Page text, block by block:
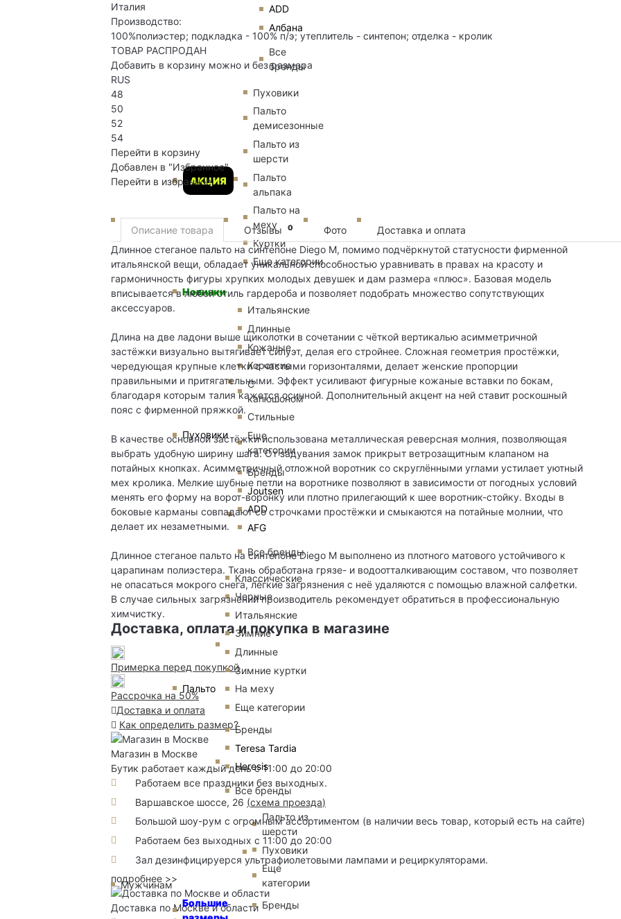
ADD
Албана
Все
бренды
АКЦИЯ
Пуховики
Пальто
демисезонные
Пальто из
шерсти
Пальто
альпака
Пальто на
меху
Куртки
Еще категории
Мужчинам
Новинки
Пуховики
Итальянские
Длинные
Кожаные
Короткие
С
капюшоном
Стильные
Еще
категории
Бренды
Joutsen
ADD
AFG
Все бренды
Пальто
Классические
Черные
Итальянские
Зимние
Длинные
Зимние куртки
На меху
Еще категории
Бренды
Teresa Tardia
Heresis
Все бренды
Большие
Пальто из
шерсти
Пуховики
Еще
категории
Бренды
Италия
Производство:
100%полиэстер; подкладка - 100% п/э; утеплитель - синтепон; отделка - кролик
ТОВАР РАСПРОДАН
Добавить в корзину можно и без размера
RUS
48
50
52
54
Перейти в корзину
Добавлен в "Избранное"
Перейти в избранное
Описание товара Отзывы 0 Фото
Доставка и оплата
Длинное стеганое пальто на синтепоне Diego M, помимо подчёркнутой статусности фирменной
итальянской вещи, обладает уникальной способностью уравнивать в правах на красоту и
гармоничность фигуры хрупких молодых девушек и дам размера «плюс». Базовая модель
вписывается в любой стиль гардероба и позволяет подобрать множество сопутствующих
аксессуаров.
Длина на две ладони выше щиколотки в сочетании с чёткой вертикалью асимметричной
застёжки визуально вытягивает силуэт, делая его стройнее. Сложная геометрия простёжки,
чередующая крупные клетки с частыми горизонталями, делает женские пропорции
правильными и притягательными. Эффект усиливают фигурные кожаные вставки по бокам,
благодаря которым талия кажется осинной. Дополнительный акцент на ней ставит роскошный
пояс с фирменной пряжкой.
В качестве основной застёжки использована металлическая реверсная молния, позволяющая
выбрать удобную ширину шага. От задувания замок прикрыт ветрозащитным клапаном на
потайных кнопках. Асимметричный отложной воротник со скруглёнными углами устилает уютный
мех кролика. Мелкие шубные петли на воротнике позволяют в зависимости от погодных условий
менять его форму на ворот-воронку или плотно прилегающий к шее воротник-стойку. Входы в
боковые карманы совпадают со строчками простёжки и смыкаются на потайные молнии, что
делает их незаметными.
Длинное стеганое пальто на синтепоне Diego M выполнено из плотного матового устойчивого к
царапинам полиэстера. Ткань обработана грязе- и водоотталкивающим составом, что позволяет
не опасаться мокрого снега, лёгкие загрязнения с неё удаляются с помощью влажной салфетки.
В случае сильных загрязнений производитель рекомендует обратиться в профессиональную
химчистку.
Доставка, оплата и покупка в магазине
Примерка перед покупкой
Рассрочка на 50%
Доставка и оплата
Как определить размер?
Магазин в Москве
Бутик работает каждый день с 11:00 до 20:00
Работаем все праздники без выходных.
Варшавское шоссе, 26 (схема проезда)
Большой шоу-рум с огромным ассортиментом (в наличии весь товар, который есть на сайте)
Работаем без выходных с 11:00 до 20:00
Зал дезинфицируерся ультрафиолетовыми лампами и рециркуляторами.
подробнее >>
Доставка по Москве и области